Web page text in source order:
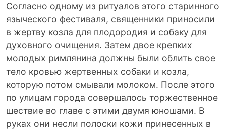
Согласно одному из ритуалов этого старинного
языческого фестиваля, священники приносили
в жертву козла для плодородия и собаку для
духовного очищения. Затем двое крепких
молодых римлянина должны были облить свое
тело кровью жертвенных собаки и козла,
которую потом смывали молоком. После этого
по улицам города совершалось торжественное
шествие во главе с этими двумя юношами. В
руках они несли полоски кожи принесенных в